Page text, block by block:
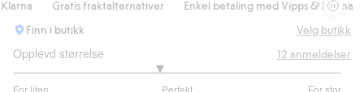
Gratis fraktalternativer Enkel betaling med Vipps & Klarna
Finn i butikk
Velg butikk
Opplevd størrelse
For liten Perfekt For stor
12 anmeldelser